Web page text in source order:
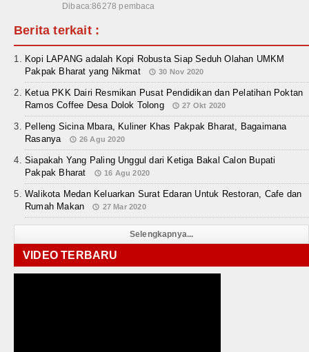
Dibaca:86278 pembaca
Berita terkait :
Kopi LAPANG adalah Kopi Robusta Siap Seduh Olahan UMKM
Pakpak Bharat yang Nikmat
30 Nov 2020
Ketua PKK Dairi Resmikan Pusat Pendidikan dan Pelatihan Poktan
Ramos Coffee Desa Dolok Tolong
27 Okt 2020
Pelleng Sicina Mbara, Kuliner Khas Pakpak Bharat, Bagaimana
Rasanya
26 Agu 2020
Siapakah Yang Paling Unggul dari Ketiga Bakal Calon Bupati
Pakpak Bharat
16 Agu 2020
Walikota Medan Keluarkan Surat Edaran Untuk Restoran, Cafe dan
Rumah Makan
27 Mar 2020
Selengkapnya...
VIDEO TERBARU